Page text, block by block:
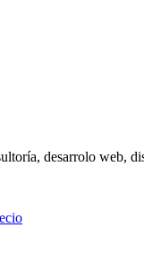
desarrolo web,